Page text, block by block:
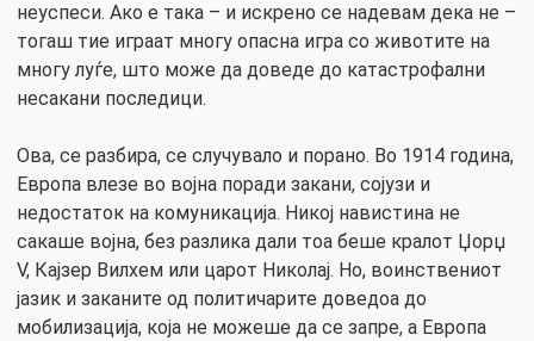
неуспеси. Ако е така – и искрено се надевам дека не –
тогаш тие играат многу опасна игра со животите на
многу луѓе, што може да доведе до катастрофални
несакани последици.
Ова, се разбира, се случувало и порано. Во 1914 година,
Европа влезе во војна поради закани, сојузи и
недостаток на комуникација. Никој навистина не
сакаше војна, без разлика дали тоа беше кралот Џорџ
V, Кајзер Вилхем или царот Николај. Но, воинствениот
јазик и заканите од политичарите доведоа до
мобилизација, која не можеше да се запре, а Европа